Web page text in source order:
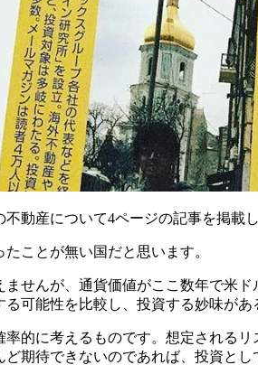
動産について4ページの記事を掲載
ことが無い国だと思います。
せんが、通貨価値がここ数年で米
可能性を比較し、投資する妙味があ
的に考えるものです。想定される
期待できないのであれば、投資とし